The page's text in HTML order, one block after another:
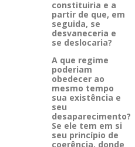
constituiria e a
partir de que, em
seguida, se
desvaneceria e
se deslocaria?
A que regime
poderiam
obedecer ao
mesmo tempo
sua existência e
seu
desaparecimento?
Se ele tem em si
seu princípio de
coerência, donde